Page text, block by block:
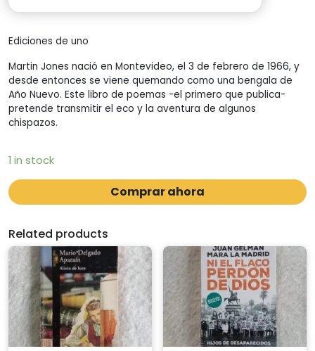
Ediciones de uno
Martin Jones nació en Montevideo, el 3 de febrero de 1966, y
desde entonces se viene quemando como una bengala de
Año Nuevo. Este libro de poemas -el primero que publica-
pretende transmitir el eco y la aventura de algunos
chispazos.
1 in stock
Comprar ahora
Related products